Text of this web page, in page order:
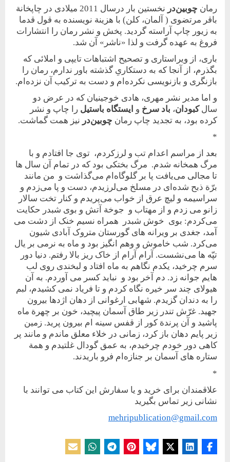
رمان چوبین‌در
نخستین بار در‌سال 2011 میلادی در چاپخانة
باقر مرتضوی ( آلمان، کلن) با هزینة نویسنده به قول قدما
به زیور چاپ آراسته گردید. پخش و نشر رمان را انتشارات
فروغ به عهده گرفت و لذا «ناشر» آن شد.
باری، از ویراستاری و تصحیح اشتباهات تایپی و املائی که
بگذرم، از آنجا که به دستکاریِ گذشته باور ندارم، رمان را
بازنگری و بازنویسی نکرده‌ام و دست به ترکیب آن نزده‌ام.
و اما مدیر نشر مهری، هادی خوجینیان که در عرض دو
سالکبودان، باد سرخ و ایستگاه باستیل را چاپ و نشر
کرده بود، به تجدید چاپ رمان چوبین‌در نیز همت گماشت.
*
بعد از مراسم اعدام تب و لرزکردم، توی جا افتادم و با
مرگ همخانه شدم. مرگ بختکی بود که در تمام آن سال ها
تا مجالی می‌يافت پا بر گلوگاه‌ام می‌گذاشت و من مانند
برّة ذبح شده‌ای در مسلخ می‌لرزيدم، دست و پا می‌زدم و
سراسيمه و ليچ عرق از خواب می‌پريدم و کنار تخت سالار
زانو می زدم و از مهتاب و جوخة آتش و بوی شبدر حکايت
می‌کردم: بوی خوش شبدر همراه نسيم خنک از دشت می
آمد، جغدی بر ويرانه های گورستان متروک آبادی شيون
می‌کرد. شب خاموش و وهم انگيز بود و ماه به نرمی بر يال
تپّه ها می‌نشست. آرام آرام از خاک ريز بالا رفتم. دنيا دور
سرم چرخيد، يکدم نگاهم به ماه افتاد و لبخندی روی لب
هايم جوانه زد. دم آخر بود و نبايد کسر می آوردم. به آن
هيولای چند سر خيره نگاه کردم و تا فرياد نمی کشيدم، لبم
را به دندان گزيدم. شهابی ارغوانی از دهان اژدها بيرون
جهيد. غرّش تندر زير طاق آسمان پيچيد، خون بر چهرة ماه
پاشيد و آن پرندة کور از قفس سينه ام بيرون پريد. زمين
زير پايم دهان باز کرد، زمانی در خلاء معلق ماندم و مانند پر
کاهی دور خودم چرخيدم، به عمق گودال غلتيدم و همة
ستاره های آسمان بر جنازه‌ام فرو باريدند.
*
علاقمندان برای خرید و یا سفارش این کتاب می توانند با
نشانی زیر تماس بگیرید
mehripublication@gmail.com